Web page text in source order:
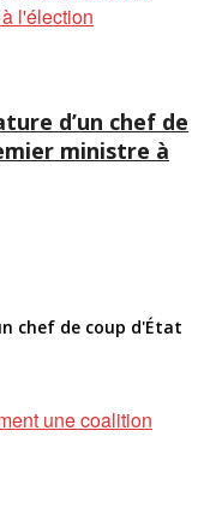
d’un chef de
ministre à
chef de coup d'État